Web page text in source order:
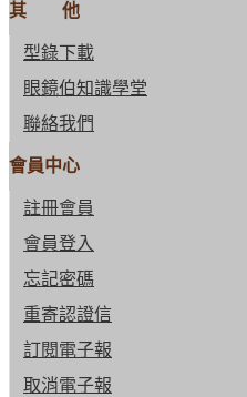
其 他
型錄下載
眼鏡伯知識學堂
聯絡我們
會員中心
註冊會員
會員登入
忘記密碼
重寄認證信
訂閱電子報
取消電子報